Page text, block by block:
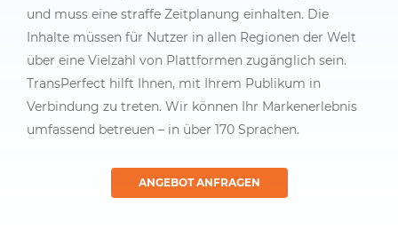
und muss eine straffe Zeitplanung einhalten. Die
Inhalte müssen für Nutzer in allen Regionen der Welt
über eine Vielzahl von Plattformen zugänglich sein.
TransPerfect hilft Ihnen, mit Ihrem Publikum in
Verbindung zu treten. Wir können Ihr Markenerlebnis
umfassend betreuen – in über 170 Sprachen.
ANGEBOT ANFRAGEN